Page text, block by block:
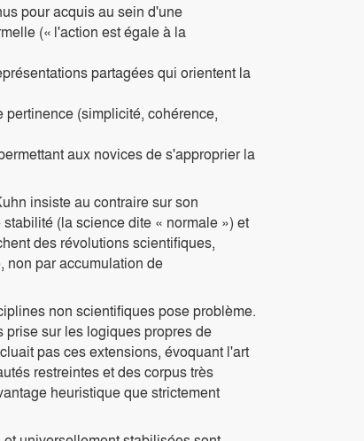
pour acquis au sein d'une
(« l'action est égale à la
partagées qui orientent la
(simplicité, cohérence,
aux novices de s'approprier la
insiste au contraire sur son
(la science dite « normale ») et
des révolutions scientifiques,
non par accumulation de
non scientifiques pose problème.
sur les logiques propres de
pas ces extensions, évoquant l'art
restreintes et des corpus très
heuristique que strictement